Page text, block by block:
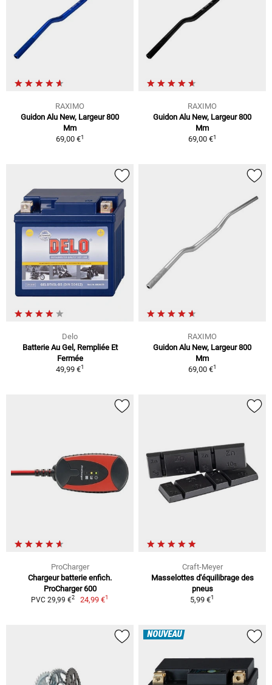
RAXIMO
Guidon Alu New, Largeur 800
Mm
69,00 €1
RAXIMO
Guidon Alu New, Largeur 800
Mm
69,00 €1
Delo
Batterie Au Gel, Rempliée Et
Fermée
49,99 €1
RAXIMO
Guidon Alu New, Largeur 800
Mm
69,00 €1
ProCharger
Chargeur batterie enfich.
ProCharger 600
PVC 29,99 €2 24,99 €1
Craft-Meyer
Masselottes d'équilibrage des
pneus
5,99 €1
NOUVEAU